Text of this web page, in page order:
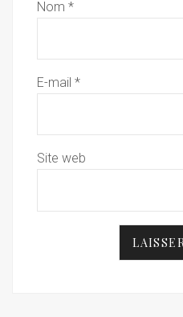
Nom *
E-mail *
Site web